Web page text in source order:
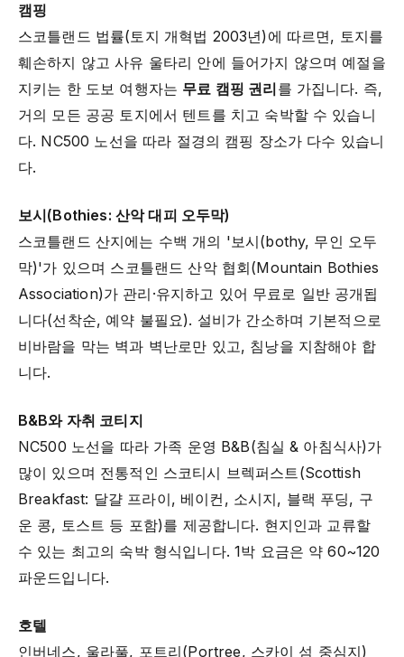
캠핑
스코틀랜드 법률(토지 개혁법 2003년)에 따르면, 토지를
훼손하지 않고 사유 울타리 안에 들어가지 않으며 예절을
지키는 한 도보 여행자는 무료 캠핑 권리 를 가집니다. 즉,
거의 모든 공공 토지에서 텐트를 치고 숙박할 수 있습니
다. NC500 노선을 따라 절경의 캠핑 장소가 다수 있습니
다.
보시(Bothies: 산악 대피 오두막)
스코틀랜드 산지에는 수백 개의 '보시(bothy, 무인 오두
막)'가 있으며 스코틀랜드 산악 협회(Mountain Bothies
Association)가 관리·유지하고 있어 무료로 일반 공개됩
니다(선착순, 예약 불필요). 설비가 간소하며 기본적으로
비바람을 막는 벽과 벽난로만 있고, 침낭을 지참해야 합
니다.
B&B와 자취 코티지
NC500 노선을 따라 가족 운영 B&B(침실 & 아침식사)가
많이 있으며 전통적인 스코티시 브렉퍼스트(Scottish
Breakfast: 달걀 프라이, 베이컨, 소시지, 블랙 푸딩, 구
운 콩, 토스트 등 포함)를 제공합니다. 현지인과 교류할
수 있는 최고의 숙박 형식입니다. 1박 요금은 약 60~120
파운드입니다.
호텔
인버네스, 울라풀, 포트리(Portree, 스카이 섬 중심지)